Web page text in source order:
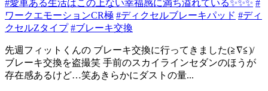
#愛車ある生活はこの上ない幸福感に満ち溢れている✨✨✨ #
ワークエモーションCR極 #ディクセルブレーキパッド #ディ
クセルZタイプ #ブレーキ交換
先週フィットくんの ブレーキ交換に行ってきました(≧∇≦)/
ブレーキ交換を盗撮笑 手前のスカイラインセダンのほうが
存在感あるけど…笑あきらかにダストの量...